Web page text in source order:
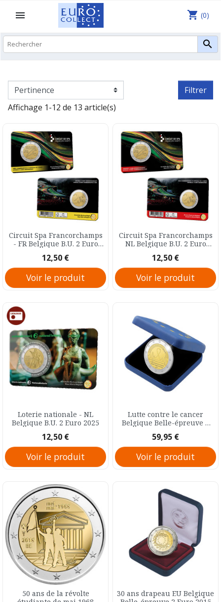


shopping_cart (0)
Filtrer
Affichage 1-12 de 13 article(s)
Circuit Spa Francorchamps
- FR Belgique B.U. 2 Euro
Prix
12,50 €
Voir le produit
Circuit Spa Francorchamps
NL Belgique B.U. 2 Euro
Prix
12,50 €
Voir le produit
Loterie nationale - NL
Belgique B.U. 2 Euro 2025
Prix
12,50 €
Voir le produit
Lutte contre le cancer
Belgique Belle-épreuve 2
Prix
59,95 €
Voir le produit
50 ans de la révolte
30 ans drapeau EU Belgique